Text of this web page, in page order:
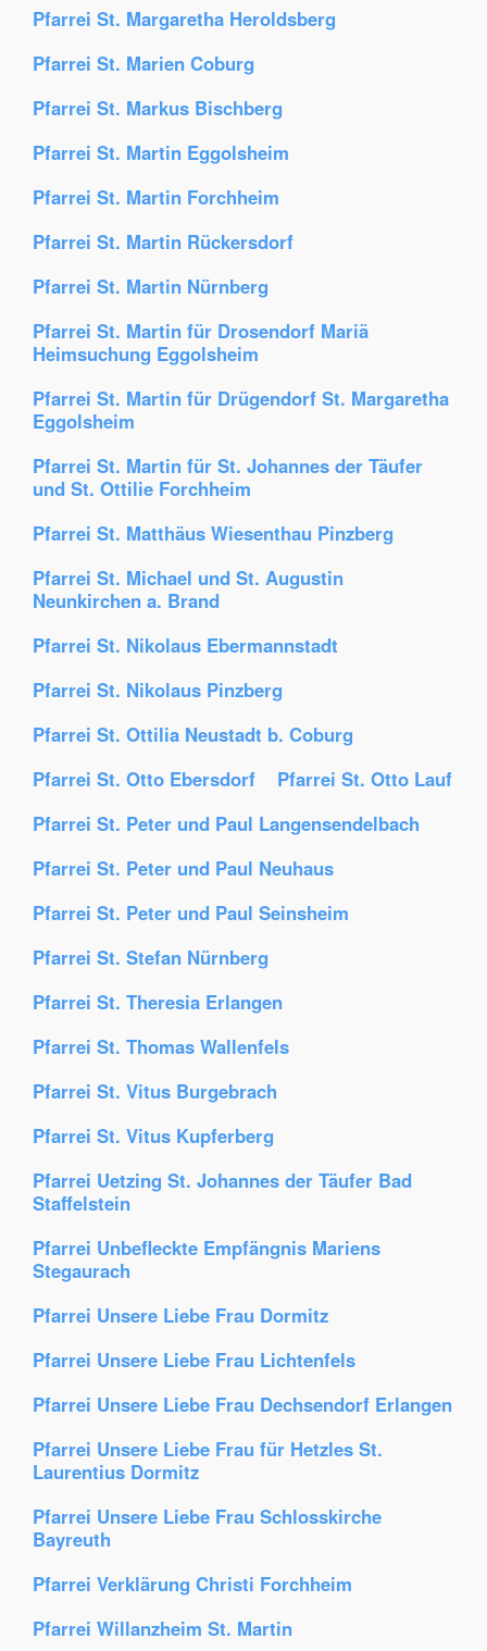
Pfarrei St. Margaretha Heroldsberg
Pfarrei St. Marien Coburg
Pfarrei St. Markus Bischberg
Pfarrei St. Martin Eggolsheim
Pfarrei St. Martin Forchheim
Pfarrei St. Martin Rückersdorf
Pfarrei St. Martin Nürnberg
Pfarrei St. Martin für Drosendorf Mariä
Heimsuchung Eggolsheim
Pfarrei St. Martin für Drügendorf St. Margaretha
Eggolsheim
Pfarrei St. Martin für St. Johannes der Täufer
und St. Ottilie Forchheim
Pfarrei St. Matthäus Wiesenthau Pinzberg
Pfarrei St. Michael und St. Augustin
Neunkirchen a. Brand
Pfarrei St. Nikolaus Ebermannstadt
Pfarrei St. Nikolaus Pinzberg
Pfarrei St. Ottilia Neustadt b. Coburg
Pfarrei St. Otto Ebersdorf
Pfarrei St. Otto Lauf
Pfarrei St. Peter und Paul Langensendelbach
Pfarrei St. Peter und Paul Neuhaus
Pfarrei St. Peter und Paul Seinsheim
Pfarrei St. Stefan Nürnberg
Pfarrei St. Theresia Erlangen
Pfarrei St. Thomas Wallenfels
Pfarrei St. Vitus Burgebrach
Pfarrei St. Vitus Kupferberg
Pfarrei Uetzing St. Johannes der Täufer Bad
Staffelstein
Pfarrei Unbefleckte Empfängnis Mariens
Stegaurach
Pfarrei Unsere Liebe Frau Dormitz
Pfarrei Unsere Liebe Frau Lichtenfels
Pfarrei Unsere Liebe Frau Dechsendorf Erlangen
Pfarrei Unsere Liebe Frau für Hetzles St.
Laurentius Dormitz
Pfarrei Unsere Liebe Frau Schlosskirche
Bayreuth
Pfarrei Verklärung Christi Forchheim
Pfarrei Willanzheim St. Martin